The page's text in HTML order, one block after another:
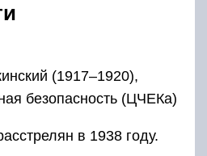
(1917–1920),
безопасность (ЦЧЕКа)
в 1938 году.